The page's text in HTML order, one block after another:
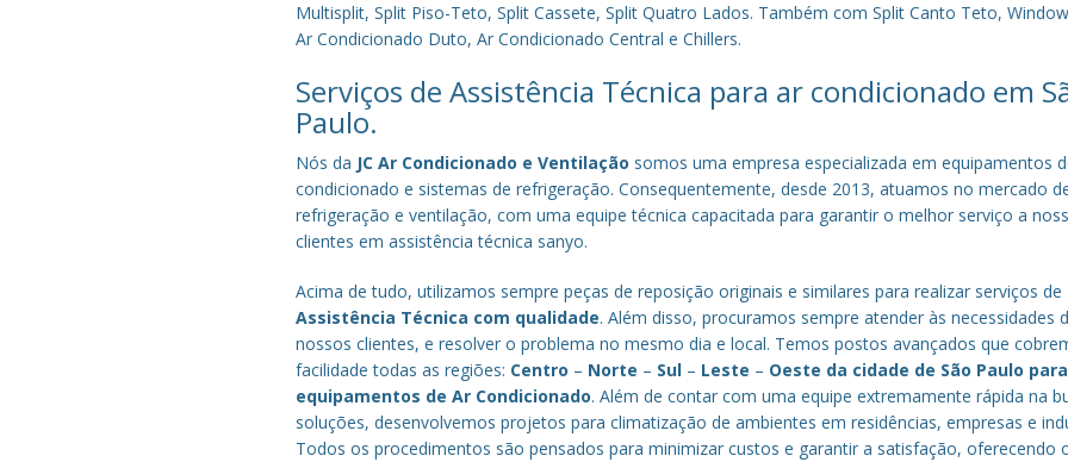
Multisplit, Split Piso-Teto, Split Cassete, Split Quatro Lados. Também com Split Canto Teto,
Ar Condicionado Duto, Ar Condicionado Central e Chillers.
Serviços de Assistência Técnica para ar condicionado em
Paulo.
Nós da JC Ar Condicionado e Ventilação somos uma empresa especializada em equipamentos
condicionado e sistemas de refrigeração. Consequentemente, desde 2013, atuamos no mercado
refrigeração e ventilação, com uma equipe técnica capacitada para garantir o melhor serviço a
clientes em assistência técnica sanyo.
Acima de tudo, utilizamos sempre peças de reposição originais e similares para realizar serviços de
Assistência Técnica com qualidade. Além disso, procuramos sempre atender às necessidades
nossos clientes, e resolver o problema no mesmo dia e local. Temos postos avançados que
facilidade todas as regiões: Centro – Norte – Sul – Leste – Oeste da cidade de São Paulo para
equipamentos de Ar Condicionado. Além de contar com uma equipe extremamente rápida na
soluções, desenvolvemos projetos para climatização de ambientes em residências, empresas e
Todos os procedimentos são pensados para minimizar custos e garantir a satisfação, oferecendo